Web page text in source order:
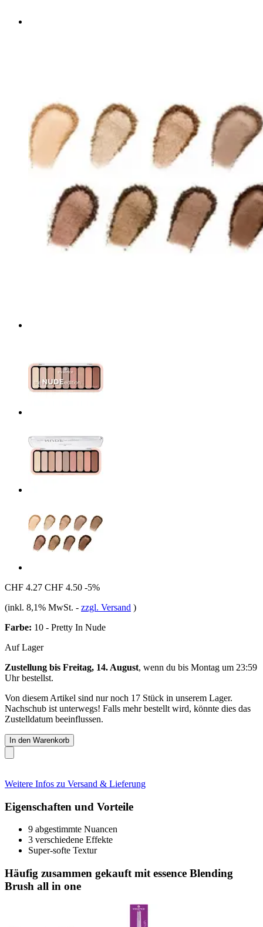
CHF 4.27 CHF 4.50 -5%
(inkl. 8,1% MwSt. - zzgl. Versand )
Farbe: 10 - Pretty In Nude
Auf Lager
Zustellung bis Freitag, 14. August, wenn du bis Montag um 23:59
Uhrbestellst.
Von diesem Artikel sind nur noch 17 Stück in unserem Lager.
Nachschub ist unterwegs! Falls mehr bestellt wird, könnte dies das
Zustelldatum beeinflussen.
In den Warenkorb
Weitere Infos zu Versand & Lieferung
Eigenschaften und Vorteile
9 abgestimmte Nuancen
3 verschiedene Effekte
Super-softe Textur
Häufig zusammen gekauft mit essence Blending
Brush all in one